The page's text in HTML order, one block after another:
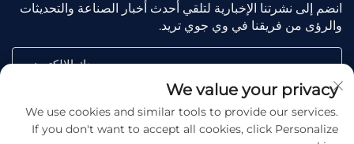
انضم إلى نشرتنا الإخبارية لتلقي أحدث أخبار الصناعة والتحديثات
والرؤى من فريقنا في وي جوي تريد.
بريدك الإلكتروني
Subscribe
We value your privacy
We use cookies and similar tools to provide our services.
If you don't want to accept all cookies, click Personalize